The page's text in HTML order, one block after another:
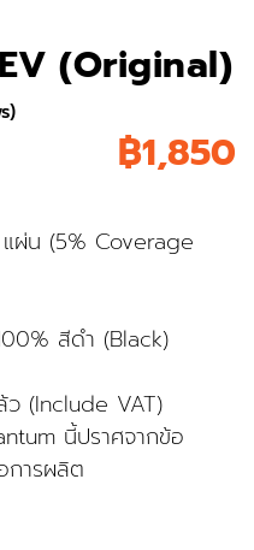
(Original)
฿1,850
ผ่น (5% Coverage
สีดำ (Black)
ว (Include VAT)
นี้ปราศจากข้อ
การผลิต